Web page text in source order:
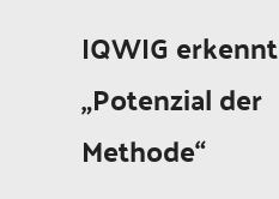
IQWIG erkennt
„Potenzial der
Methode“